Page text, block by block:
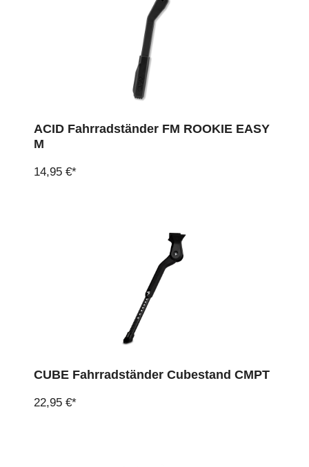
ACID Fahrradständer FM ROOKIE EASY
M
14,95 €*
CUBE Fahrradständer Cubestand CMPT
22,95 €*